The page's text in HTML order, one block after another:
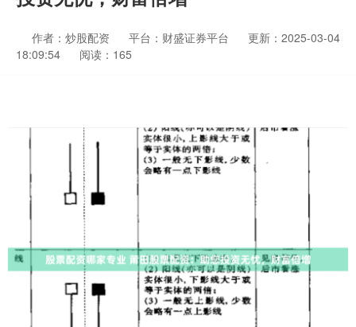
作者：炒股配资 平台：财盛证券平台
更新：2025-03-04
18:09:54
阅读：165